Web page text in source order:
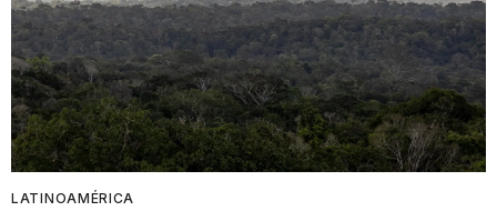
LATINOAMÉRICA